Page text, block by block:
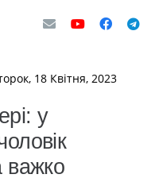
18 Квітня, 2023
у
важко